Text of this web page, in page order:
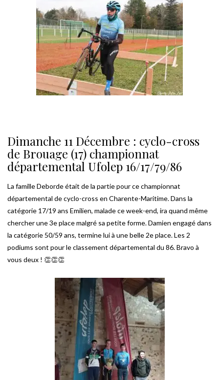
Dimanche 11 Décembre : cyclo-cross
de Brouage (17) championnat
départemental Ufolep 16/17/79/86
La famille Deborde était de la partie pour ce championnat
départemental de cyclo-cross en Charente-Maritime. Dans la
catégorie 17/19 ans Emilien, malade ce week-end, ira quand même
chercher une 3e place malgré sa petite forme. Damien engagé dans
la catégorie 50/59 ans, termine lui à une belle 2e place. Les 2
podiums sont pour le classement départemental du 86. Bravo à
vous deux ! 👏👏👏